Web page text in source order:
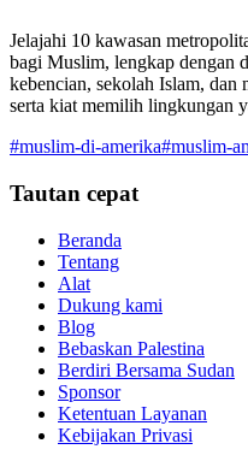
Jelajahi 10 kawasan
bagi Muslim, lengkap dengan
kebencian, sekolah Islam,
serta kiat memilih lingkungan
#muslim-di-amerika#muslim-
Tautan cepat
Beranda
Tentang
Alat
Dukung kami
Blog
Bebaskan Palestina
Berdiri Bersama Sudan
Sponsor
Ketentuan Layanan
Kebijakan Privasi